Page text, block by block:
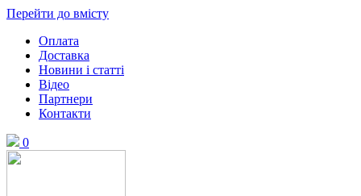
Перейти до вмісту
Оплата
Доставка
Новини і статті
Відео
Партнери
Контакти
0